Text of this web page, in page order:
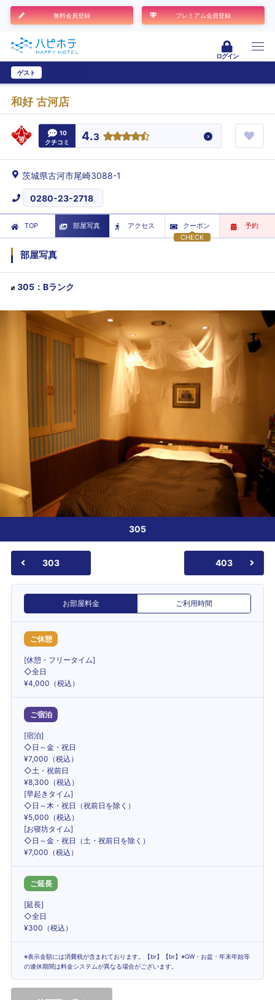
無料会員登録 プレミアム会員登録
ログイン
ゲスト
和好 古河店
10
クチコミ
4.3
茨城県古河市尾崎3088-1
0280-23-2718
TOP 部屋写真
アクセス
CHECK
クーポン 予約
部屋写真
305 ： Bランク
305
303 403
お部屋料金 ご利用時間
ご休憩
[休憩・フリータイム]
◇全日
¥4,000（税込）
ご宿泊
[宿泊]
◇日～金・祝日
¥7,000（税込）
◇土・祝前日
¥8,300（税込）
[早起きタイム]
◇日～木・祝日（祝前日を除く）
¥5,000（税込）
[お寝坊タイム]
◇日～金・祝日（土・祝前日を除く）
¥7,000（税込）
ご延長
[延長]
◇全日
¥300（税込）
※表示金額には消費税が含まれております。【br】【br】※GW・お盆・年末年始等
の連休期間は料金システムが異なる場合がございます。